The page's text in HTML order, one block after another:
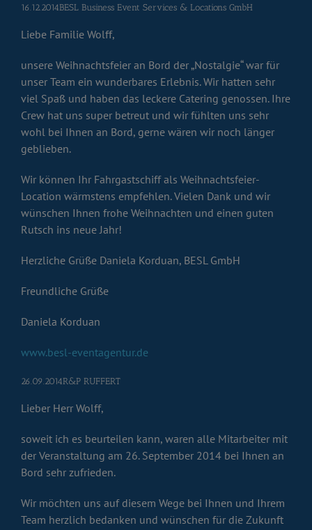
16.12.2014BESL Business Event Services & Locations GmbH
Liebe Familie Wolff,
unsere Weihnachtsfeier an Bord der „Nostalgie“ war für
unser Team ein wunderbares Erlebnis. Wir hatten sehr
viel Spaß und haben das leckere Catering genossen. Ihre
Crew hat uns super betreut und wir fühlten uns sehr
wohl bei Ihnen an Bord, gerne wären wir noch länger
geblieben.
Wir können Ihr Fahrgastschiff als Weihnachtsfeier-
Location wärmstens empfehlen. Vielen Dank und wir
wünschen Ihnen frohe Weihnachten und einen guten
Rutsch ins neue Jahr!
Herzliche Grüße Daniela Korduan, BESL GmbH
Freundliche Grüße
Daniela Korduan
www.besl-eventagentur.de
26.09.2014R&P RUFFERT
Lieber Herr Wolff,
soweit ich es beurteilen kann, waren alle Mitarbeiter mit
der Veranstaltung am 26. September 2014 bei Ihnen an
Bord sehr zufrieden.
Wir möchten uns auf diesem Wege bei Ihnen und Ihrem
Team herzlich bedanken und wünschen für die Zukunft